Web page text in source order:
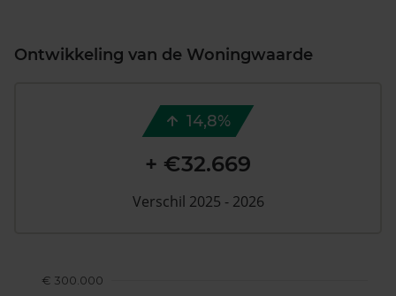
Ontwikkeling van de Woningwaarde
€ 300.000
14,8%
+ €32.669
Verschil 2025 - 2026